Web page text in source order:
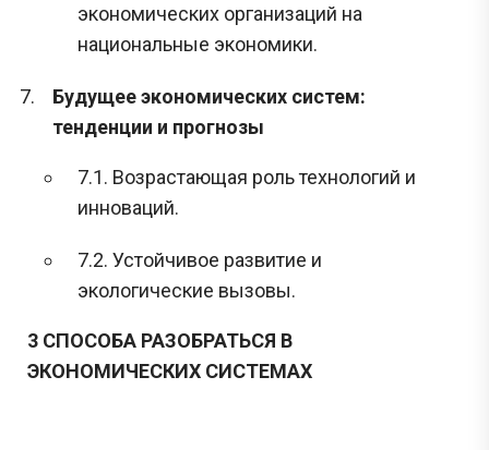
экономических организаций на
национальные экономики.
Будущее экономических систем:
тенденции и прогнозы
7.1. Возрастающая роль технологий и
инноваций.
7.2. Устойчивое развитие и
экологические вызовы.
3 СПОСОБА РАЗОБРАТЬСЯ В
ЭКОНОМИЧЕСКИХ СИСТЕМАХ